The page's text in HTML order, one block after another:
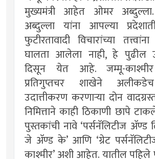
मुख्यमंत्री आहेत ओमर
अब्दुल्ला यांना आपल्या
फुटीरतावादी विचारांच्या
घालता आलेला नाही, हे पुढील
दिसून येत आहे. जम्मू-काश्मीर
प्रतिगुप्तचर शाखेने
उदात्तीकरण करणार्‍या दोन
निमित्ताने काही ठिकाणी छापे
पुस्तकांची नावे ‘पर्सनॅलिटीज
जे अ‍ॅण्ड के’ आणि ‘ग्रेट
काश्मीर’ अशी आहेत. यातील